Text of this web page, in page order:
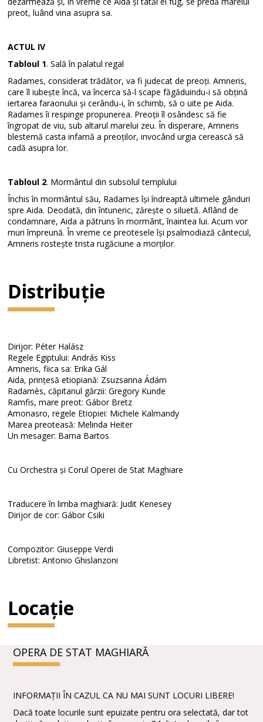
preot, luând vina asupra sa.
ACTUL IV
Tabloul 1. Sală în palatul regal
Radames, considerat trădător, va fi judecat de preoți. Amneris,
care îl iubește încă, va încerca să-l scape făgăduindu-i să obțină
iertarea faraonului și cerându-i, în schimb, să o uite pe Aida.
Radames îi respinge propunerea. Preoții îl osândesc să fie
îngropat de viu, sub altarul marelui zeu. În disperare, Amneris
blestemă casta infamă a preoților, invocând urgia cerească să
cadă asupra lor.
Tabloul 2. Mormântul din subsolul templului
Închis în mormântul său, Radames își îndreaptă ultimele gânduri
spre Aida. Deodată, din întuneric, zărește o siluetă. Aflând de
condamnare, Aida a pătruns în mormânt, înaintea lui. Acum vor
muri împreună. În vreme ce preotesele își psalmodiază cântecul,
Amneris rostește trista rugăciune a morților.
Distribuție
Dirijor: Péter Halász
Regele Egiptului: András Kiss
Amneris, fiica sa: Erika Gál
Aida, prințesă etiopiană: Zsuzsanna Ádám
Radamès, căpitanul gărzii: Gregory Kunde
Ramfis, mare preot: Gábor Bretz
Amonasro, regele Etiopiei: Michele Kalmandy
Marea preoteasă: Melinda Heiter
Un mesager: Barna Bartos
Cu Orchestra și Corul Operei de Stat Maghiare
Traducere în limba maghiară: Judit Kenesey
Dirijor de cor: Gábor Csiki
Compozitor: Giuseppe Verdi
Libretist: Antonio Ghislanzoni
Locație
OPERA DE STAT MAGHIARĂ
INFORMAȚII ÎN CAZUL CA NU MAI SUNT LOCURI LIBERE!
Dacă toate locurile sunt epuizate pentru ora selectată, dar tot